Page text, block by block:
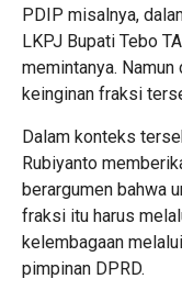
PDIP misalnya,
LKPJ Bupati Tebo
memintanya.
keinginan fraksi
Dalam konteks
Rubiyanto
berargumen bahwa
fraksi itu harus
kelembagaan
pimpinan DPRD.